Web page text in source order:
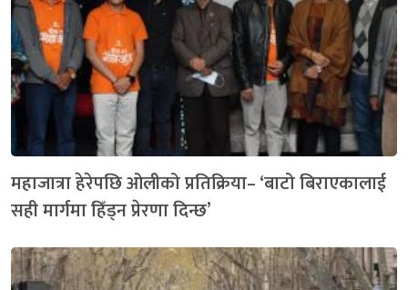
महाजात्रा हेरेपछि ओलीको प्रतिक्रिया– ‘बाटो बिराएकालाई
सही मार्गमा हिँड्न प्रेरणा दिन्छ’